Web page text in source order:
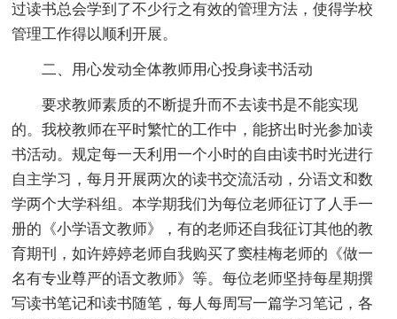
过读书总会学到了不少行之有效的管理方法，使得学校
管理工作得以顺利开展。
二、用心发动全体教师用心投身读书活动
要求教师素质的不断提升而不去读书是不能实现
的。我校教师在平时繁忙的工作中，能挤出时光参加读
书活动。规定每一天利用一个小时的自由读书时光进行
自主学习，每月开展两次的读书交流活动，分语文和数
学两个大学科组。本学期我们为每位老师征订了人手一
册的《小学语文教师》，有的老师还自我征订其他的教
育期刊，如许婷婷老师自我购买了窦桂梅老师的《做一
名有专业尊严的语文教师》等。每位老师坚持每星期撰
写读书笔记和读书随笔，每人每周写一篇学习笔记，各